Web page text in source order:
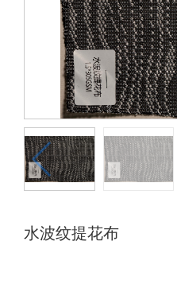
水波纹提花布